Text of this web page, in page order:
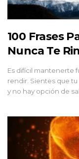
100 Frases
Nunca Te
Es difícil mantenerte
rendir. Sientes que
y no hay opción de